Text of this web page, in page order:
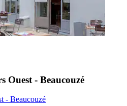
Ouest - Beaucouzé
- Beaucouzé